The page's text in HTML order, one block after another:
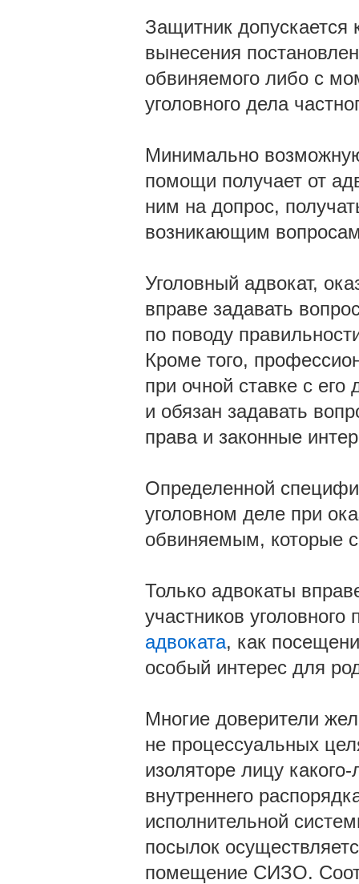
Защитник допускается
вынесения
обвиняемого либо с
уголовного дела
Минимально
помощи получает от
ним на допрос,
возникающим
Уголовный адвокат,
вправе задавать
по поводу
Кроме того,
при очной ставке с
и обязан задавать
права и законные
Определенной
уголовном деле при
обвиняемым, которые
Только адвокаты
участников
адвоката, как
особый интерес для
Многие доверители
не процессуальных
изоляторе лицу
внутреннего
исполнительной
посылок
помещение СИЗО.